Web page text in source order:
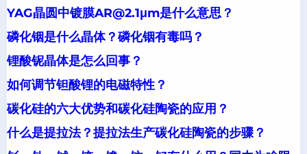
YAG晶圆中镀膜AR@2.1μm是什么意思？
磷化铟是什么晶体？磷化铟有毒吗？
锂酸铌晶体是怎么回事？
如何调节钽酸锂的电磁特性？
碳化硅的六大优势和碳化硅陶瓷的应用？
什么是提拉法？提拉法生产碳化硅陶瓷的步骤？